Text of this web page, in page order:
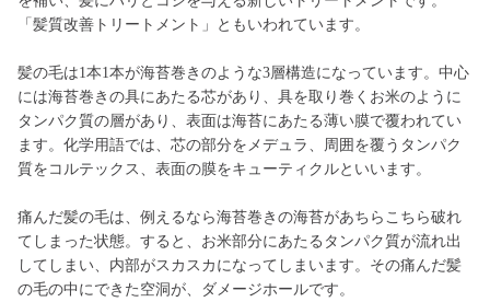
「髪質改善トリートメント」ともいわれています。
髪の毛は1本1本が海苔巻きのような3層構造になっています。中心
には海苔巻きの具にあたる芯があり、具を取り巻くお米のように
タンパク質の層があり、表面は海苔にあたる薄い膜で覆われてい
ます。化学用語では、芯の部分をメデュラ、周囲を覆うタンパク
質をコルテックス、表面の膜をキューティクルといいます。
痛んだ髪の毛は、例えるなら海苔巻きの海苔があちらこちら破れ
てしまった状態。すると、お米部分にあたるタンパク質が流れ出
してしまい、内部がスカスカになってしまいます。その痛んだ髪
の毛の中にできた空洞が、ダメージホールです。